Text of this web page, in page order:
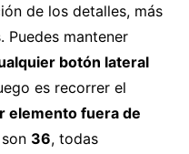
de los detalles, más
Puedes mantener
botón lateral
es recorrer el
elemento fuera de
36, todas